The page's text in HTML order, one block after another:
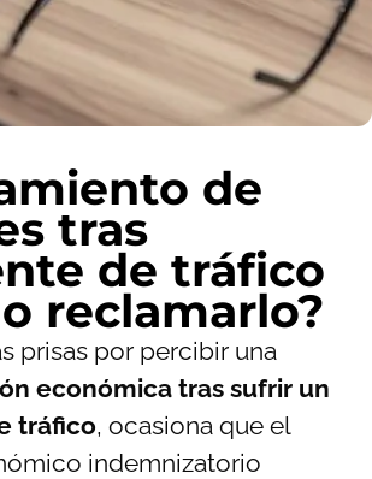
de
tras
de tráfico
reclamarlo?
prisas por percibir una
económica tras sufrir un
tráfico, ocasiona que el
indemnizatorio